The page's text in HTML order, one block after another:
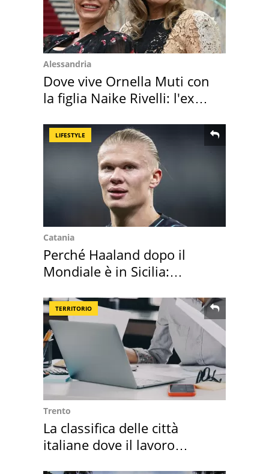
Alessandria
Dove vive Ornella Muti con
la figlia Naike Rivelli: l'ex
LIFESTYLE
Catania
Perché Haaland dopo il
Mondiale è in Sicilia:
TERRITORIO
Trento
La classifica delle città
italiane dove il lavoro